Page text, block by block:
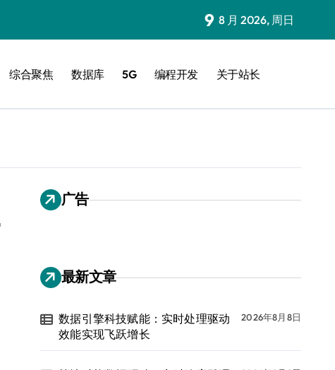
9 8 月 2026, 周日
综合聚焦 数据库 5G 编程开发 关于站长
广告
最新文章
数据引擎科技赋能：实时处理驱动
效能实现飞跃增长
2026年8月8日